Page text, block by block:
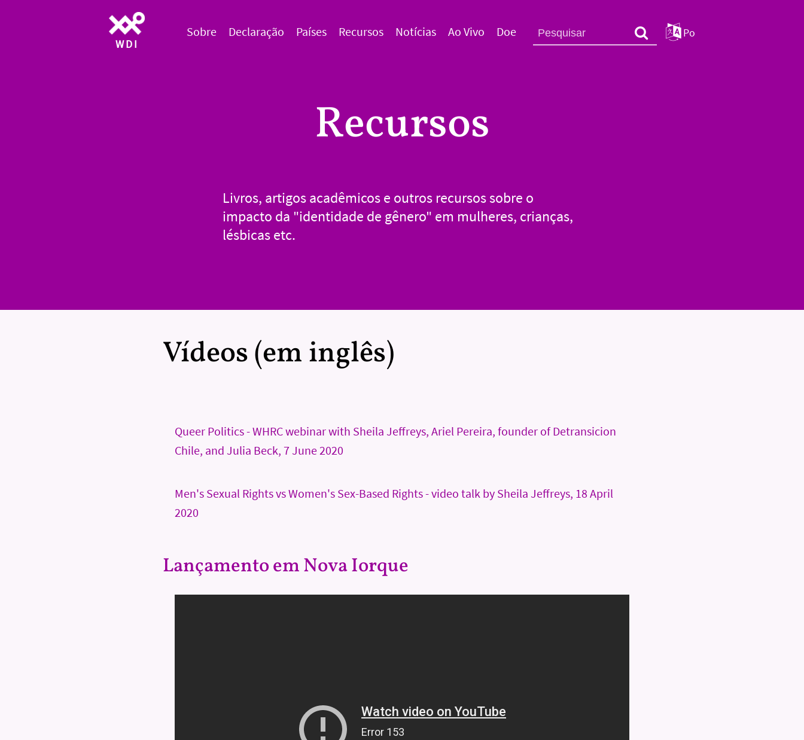
WDI
Sobre Declaração Países Recursos Notícias Ao Vivo Doe Po
Recursos
Livros, artigos acadêmicos e outros recursos sobre o
impacto da "identidade de gênero" em mulheres, crianças,
lésbicas etc.
Vídeos (em inglês)
Queer Politics - WHRC webinar with Sheila Jeffreys, Ariel Pereira, founder of Detransicion
Chile, and Julia Beck, 7 June 2020
Men's Sexual Rights vs Women's Sex-Based Rights - video talk by Sheila Jeffreys, 18 April
2020
Lançamento em Nova Iorque